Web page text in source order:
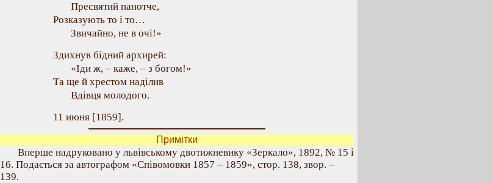
Пресвятий панотче,
Розказують то і то…
Звичайно, не в очі!»
Здихнув бідний архирей:
«Іди ж, – каже, – з богом!»
Та ще й хрестом наділив
Вдівця молодого.
11 июня [1859].
Примітки
Вперше надруковано у львівському двотижневику «Зеркало», 1892, № 15 і
16. Подається за автографом «Співомовки 1857 – 1859», стор. 138, звор. –
139.